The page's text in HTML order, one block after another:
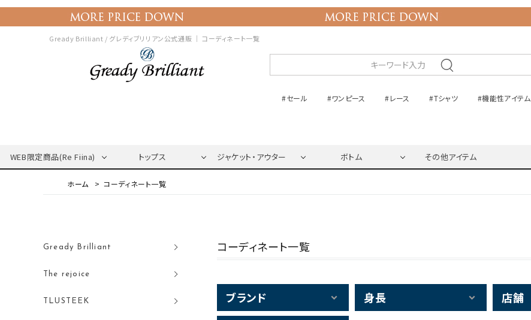
Gready Brilliant / グレディブリリアン公式通販 ｜ コーディネート一覧
#セール #ワンピース #レース #Tシャツ #機能性アイテム
WEB限定商品(Re Fiina) トップス ジャケット・アウター ボトム その他アイテム
コーディネート一覧
Gready Brilliant
The rejoice
TLUSTEEK
コーディネート一覧
ブランド 身長 店舗